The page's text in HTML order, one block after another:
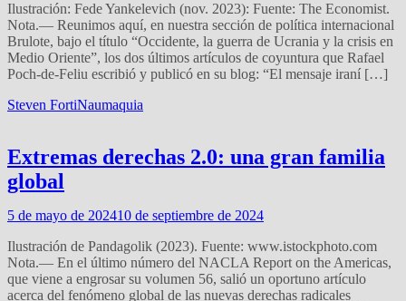
Ilustración: Fede Yankelevich (nov. 2023): Fuente: The Economist.
Nota.— Reunimos aquí, en nuestra sección de política internacional
Brulote, bajo el título “Occidente, la guerra de Ucrania y la crisis en
Medio Oriente”, los dos últimos artículos de coyuntura que Rafael
Poch-de-Feliu escribió y publicó en su blog: “El mensaje iraní […]
Steven FortiNaumaquia
Extremas derechas 2.0: una gran familia
global
5 de mayo de 202410 de septiembre de 2024
Ilustración de Pandagolik (2023). Fuente: www.istockphoto.com
Nota.— En el último número del NACLA Report on the Americas,
que viene a engrosar su volumen 56, salió un oportuno artículo
acerca del fenómeno global de las nuevas derechas radicales